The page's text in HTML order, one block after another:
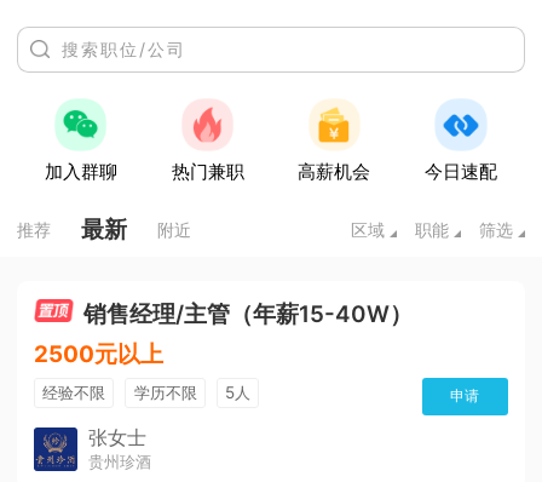
加入群聊 热门兼职 高薪机会 今日速配
推荐 最新 附近 区域 职能 筛选
销售经理/主管（年薪15-40W）
2500元以上
经验不限 学历不限 5人 申请
张女士
贵州珍酒